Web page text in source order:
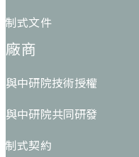
制式文件
廠商
與中研院技術授權
與中研院共同研發
制式契約